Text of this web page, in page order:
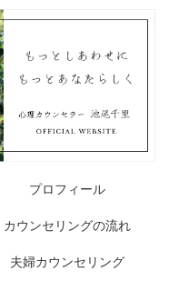
プロフィール
カウンセリングの流れ
夫婦カウンセリング